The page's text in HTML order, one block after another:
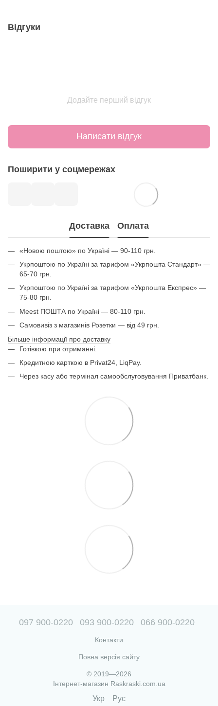
Відгуки
Додайте перший відгук
Написати відгук
Поширити у соцмережах
Доставка Оплата
«Новою поштою» по Україні — 90-110 грн.
Укрпоштою по Україні за тарифом «Укрпошта Стандарт» —
65-70 грн.
Укрпоштою по Україні за тарифом «Укрпошта Експрес» —
75-80 грн.
Meest ПОШТА по Україні — 80-110 грн.
Самовивіз з магазинів Розетки — від 49 грн.
Більше інформації про доставку
Готівкою при отриманні.
Кредитною карткою в Privat24, LiqPay.
Через касу або термінал самообслуговування Приватбанк.
097 900-0220 093 900-0220 066 900-0220
Контакти
Повна версія сайту
© 2019—2026
Інтернет-магазин Raskraski.com.ua
Укр Рус